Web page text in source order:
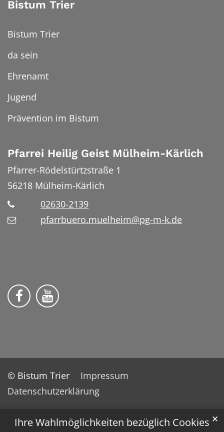
Ihre Wahlmöglichkeiten bezüglich Cookies ✕
Bistum Trier
Bistum Trier
da sein
Ehrenamt
Jugend
Prävention im Bistum
Pfarrei Heilig Geist Mülheim-Kärlich
Pfarrer-Rödelstürtzstraße 1
56218 Mülheim-Kärlich
02630-2139
pfarrbuero.muelheim@pg-m-k.de
Wir auf Facebook
Wir auf YouTube
© Bistum Trier
Impressum
Datenschutzerklärung